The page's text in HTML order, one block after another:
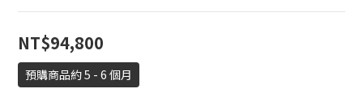
NT$94,800
預購商品約 5 - 6 個月